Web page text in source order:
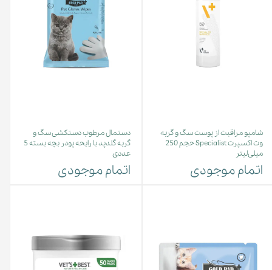
شامپو مراقبت از پوست سگ و گربه
وت اکسپرت Specialist حجم 250
میلی‌لیتر
اتمام موجودی
دستمال مرطوب دستکشی سگ و
گربه گلدپد با رایحه پودر بچه بسته 5
عددی
اتمام موجودی